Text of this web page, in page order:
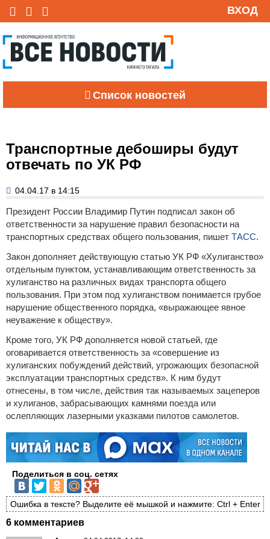
ВХОД
Список новостей
Транспортные дебоширы будут
отвечать по УК РФ
04.04.17 в 14:15
Президент России Владимир Путин подписал закон об
ответственности за нарушение правил безопасности на
транспортных средствах общего пользования, пишет ТАСС.
Закон дополняет действующую статью УК РФ «Хулиганство»
отдельным пунктом, устанавливающим ответственность за
хулиганство на различных видах транспорта общего
пользования. При этом под хулиганством понимается грубое
нарушение общественного порядка, «выражающее явное
неуважение к обществу».
Кроме того, УК РФ дополняется новой статьей, где
оговаривается ответственность за «совершение из
хулиганских побуждений действий, угрожающих безопасной
эксплуатации транспортных средств». К ним будут
отнесены, в том числе, действия так называемых зацеперов
и хулиганов, забрасывающих камнями поезда или
ослепляющих лазерными указками пилотов самолетов.
Поделиться в соц. сетях
Ошибка в тексте? Выделите её мышкой и нажмите: Ctrl + Enter
6 комментариев